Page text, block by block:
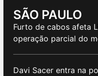
SÃO PAULO
Furto de cabos afeta
operação parcial do
Davi Sacer entra na